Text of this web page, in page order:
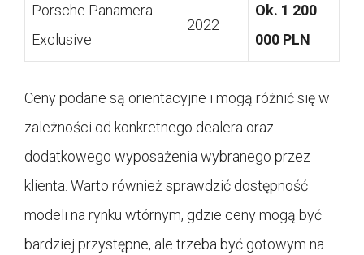
Porsche Panamera
Exclusive
2022
Ok. 1 200
000 PLN
Ceny podane są orientacyjne i mogą różnić się w
zależności od konkretnego dealera oraz
dodatkowego wyposażenia wybranego przez
klienta. Warto również sprawdzić dostępność
modeli na rynku wtórnym, gdzie ceny mogą być
bardziej przystępne, ale trzeba być gotowym na